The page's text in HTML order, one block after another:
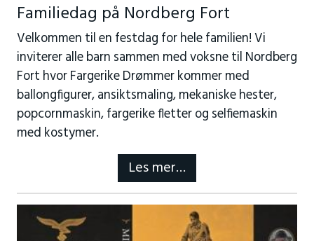
Familiedag på Nordberg Fort
Velkommen til en festdag for hele familien! Vi
inviterer alle barn sammen med voksne til Nordberg
Fort hvor Fargerike Drømmer kommer med
ballongfigurer, ansiktsmaling, mekaniske hester,
popcornmaskin, fargerike fletter og selfiemaskin
med kostymer.
Les mer…